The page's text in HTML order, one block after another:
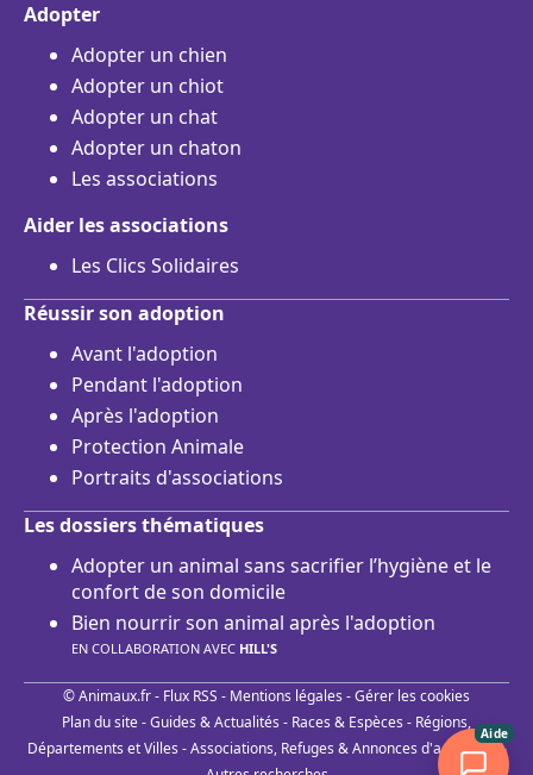
Adopter
Adopter un chien
Adopter un chiot
Adopter un chat
Adopter un chaton
Les associations
Aider les associations
Les Clics Solidaires
Réussir son adoption
Avant l'adoption
Pendant l'adoption
Après l'adoption
Protection Animale
Portraits d'associations
Les dossiers thématiques
Adopter un animal sans sacrifier l’hygiène et le
confort de son domicile
Bien nourrir son animal après l'adoption
EN COLLABORATION AVEC HILL'S
© Animaux.fr - Flux RSS - Mentions légales -Gérer les cookies
Plan du site-Guides & Actualités - Races & Espèces - Régions,
Départements et Villes -Associations, Refuges & Annonces d'adoptions-
Aide